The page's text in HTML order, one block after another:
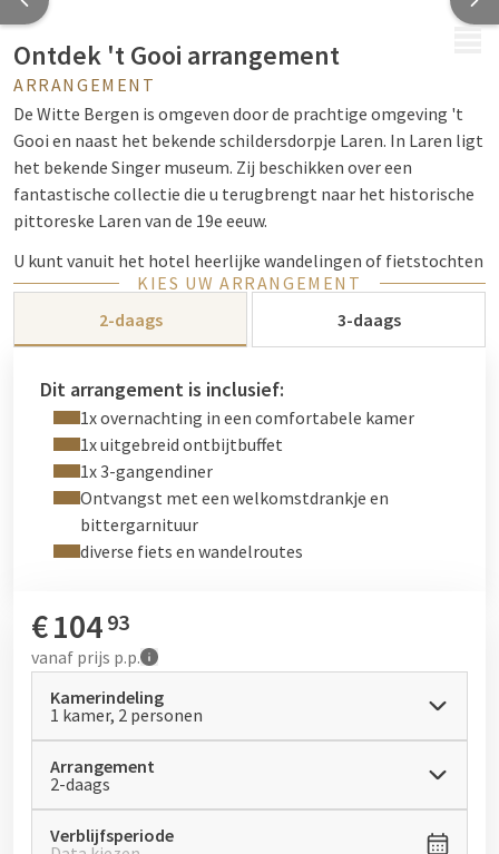
Ontdek 't Gooi arrangement
ARRANGEMENT
De Witte Bergen is omgeven door de prachtige omgeving 't
Gooi en naast het bekende schildersdorpje Laren. In Laren ligt
het bekende Singer museum. Zij beschikken over een
fantastische collectie die u terugbrengt naar het historische
pittoreske Laren van de 19e eeuw.
U kunt vanuit het hotel heerlijke wandelingen of fietstochten
maken over de heide en door de bossen. Het hotel ligt
enerzijds tussen fantastische oude dorpen zoals Naarden-
vesting en Muiden. Anderzijds grenst het aan de Utrechtse
Vuursche.
Na het ontdekken van de Gooische natuur en kunst kunt u
lekker uitrusten in het restaurant met een heerlijk
driegangendiner en aansluitend genieten van uw
comfortabele kamer met ligbad en regendouche. Verwen
uzelf met dit arrangement en ga er lekker op uit!
KIES UW ARRANGEMENT
2-daags
3-daags
Dit arrangement is inclusief:
1x overnachting in een comfortabele kamer
1x uitgebreid ontbijtbuffet
1x 3-gangendiner
Ontvangst met een welkomstdrankje en
bittergarnituur
diverse fiets en wandelroutes
€104 93
vanaf prijs p.p.
Kamerindeling
1 kamer, 2 personen
Arrangement
2-daags
Verblijfsperiode